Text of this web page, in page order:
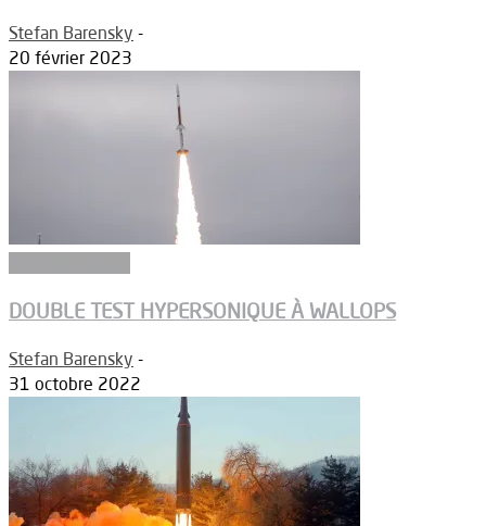
Stefan Barensky -
20 février 2023
DOUBLE TEST HYPERSONIQUE À WALLOPS
Stefan Barensky -
31 octobre 2022